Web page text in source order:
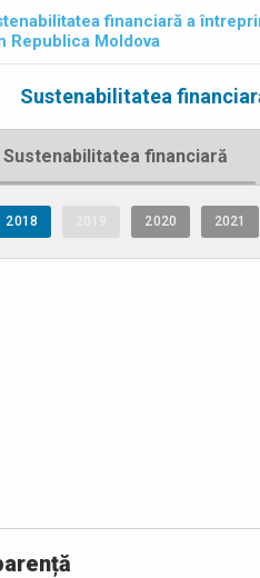
financiară a
Republica Moldova
Sustenabilitatea
Sustenabilitatea financiară
2018 2020 2021